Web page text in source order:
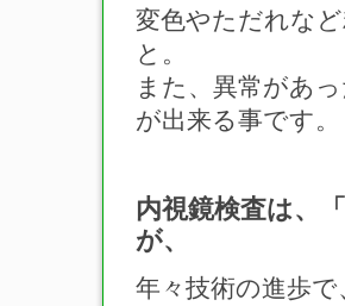
変色やただれな
と。
また、異常があ
が出来る事です。
内視鏡検査は、
が、
年々技術の進歩